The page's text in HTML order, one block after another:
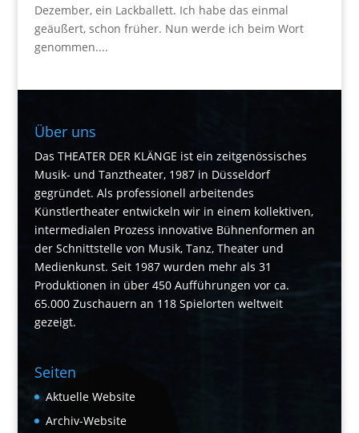
Dezember, ein Lackballett. Ich habe das einmal
geäußert, schon früher. Nun werde ich beim Wort
genommen....
Über uns
Das THEATER DER KLÄNGE ist ein zeitgenössisches
Musik- und Tanztheater, 1987 in Düsseldorf
gegründet. Als professionell arbeitendes
Künstlertheater entwickeln wir in einem kollektiven,
intermedialen Prozess innovative Bühnenformen an
der Schnittstelle von Musik, Tanz, Theater und
Medienkunst. Seit 1987 wurden mehr als 31
Produktionen in über 450 Aufführungen vor ca.
65.000 Zuschauern an 118 Spielorten weltweit
gezeigt.
Seiten
Aktuelle Website
Archiv-Website